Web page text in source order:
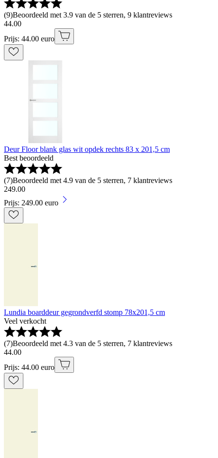
(9)Beoordeeld met 3.9 van de 5 sterren, 9 klantreviews
44.00
Prijs: 44.00 euro
Deur Floor blank glas wit opdek rechts 83 x 201,5 cm
Best beoordeeld
(7)Beoordeeld met 4.9 van de 5 sterren, 7 klantreviews
249.00
Prijs: 249.00 euro
Lundia boarddeur gegrondverfd stomp 78x201,5 cm
Veel verkocht
(7)Beoordeeld met 4.3 van de 5 sterren, 7 klantreviews
44.00
Prijs: 44.00 euro